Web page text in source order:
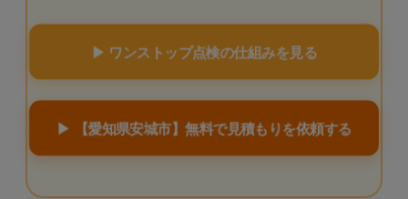
▶ ワンストップ点検の仕組みを見る
▶ 【愛知県安城市】無料で見積もりを依頼する